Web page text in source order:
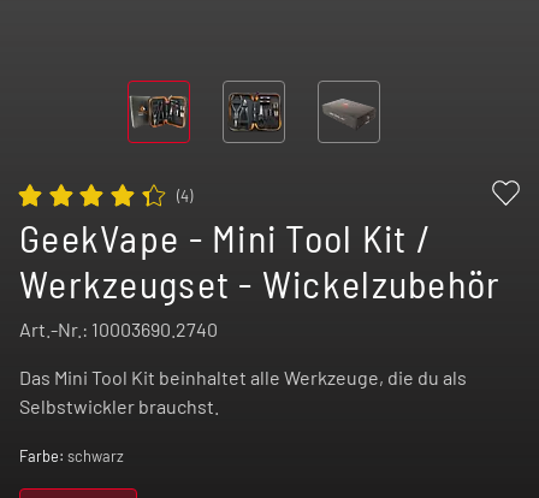
(4)
GeekVape - Mini Tool Kit /
Werkzeugset - Wickelzubehör
Art.-Nr.: 10003690.2740
Das Mini Tool Kit beinhaltet alle Werkzeuge, die du als
Selbstwickler brauchst.
Farbe: schwarz